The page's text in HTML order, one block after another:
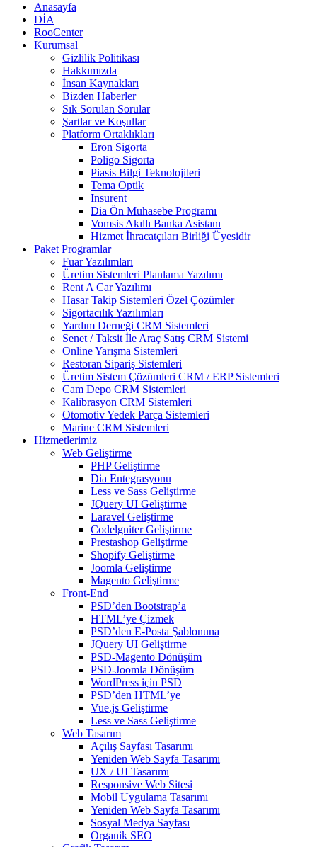
Anasayfa
DİA
RooCenter
Kurumsal
Gizlilik Politikası
Hakkımızda
İnsan Kaynakları
Bizden Haberler
Sık Sorulan Sorular
Şartlar ve Koşullar
Platform Ortaklıkları
Eron Sigorta
Poligo Sigorta
Piasis Bilgi Teknolojileri
Tema Optik
Insurent
Dia Ön Muhasebe Programı
Vomsis Akıllı Banka Asistanı
Hizmet İhracatçıları Birliği Üyesidir
Paket Programlar
Fuar Yazılımları
Üretim Sistemleri Planlama Yazılımı
Rent A Car Yazılımı
Hasar Takip Sistemleri Özel Çözümler
Sigortacılık Yazılımları
Yardım Derneği CRM Sistemleri
Senet / Taksit İle Araç Satış CRM Sistemi
Online Yarışma Sistemleri
Restoran Sipariş Sistemleri
Üretim Sistem Çözümleri CRM / ERP Sistemleri
Cam Depo CRM Sistemleri
Kalibrasyon CRM Sistemleri
Otomotiv Yedek Parça Sistemleri
Marine CRM Sistemleri
Hizmetlerimiz
Web Geliştirme
PHP Geliştirme
Dia Entegrasyonu
Less ve Sass Geliştirme
JQuery UI Geliştirme
Laravel Geliştirme
Codelgniter Geliştirme
Prestashop Geliştirme
Shopify Geliştirme
Joomla Geliştirme
Magento Geliştirme
Front-End
PSD’den Bootstrap’a
HTML’ye Çizmek
PSD’den E-Posta Şablonuna
JQuery UI Geliştirme
PSD-Magento Dönüşüm
PSD-Joomla Dönüşüm
WordPress için PSD
PSD’den HTML’ye
Vue.js Geliştirme
Less ve Sass Geliştirme
Web Tasarım
Açılış Sayfası Tasarımı
Yeniden Web Sayfa Tasarımı
UX / UI Tasarımı
Responsive Web Sitesi
Mobil Uygulama Tasarımı
Yeniden Web Sayfa Tasarımı
Sosyal Medya Sayfası
Organik SEO